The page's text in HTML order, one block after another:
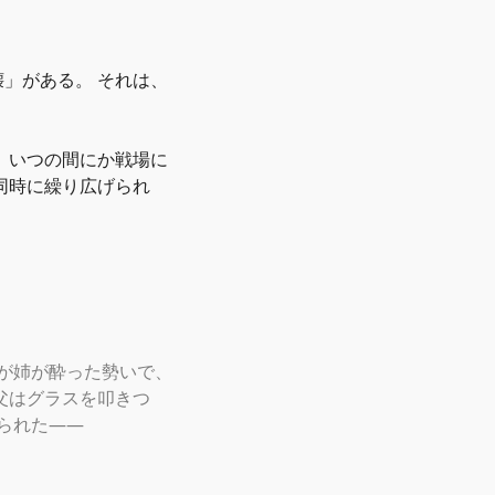
」 がある。 それは、
いつの間にか戦場に
時に繰り広げられ
が酔った勢いで、
はグラスを叩きつ
られた——